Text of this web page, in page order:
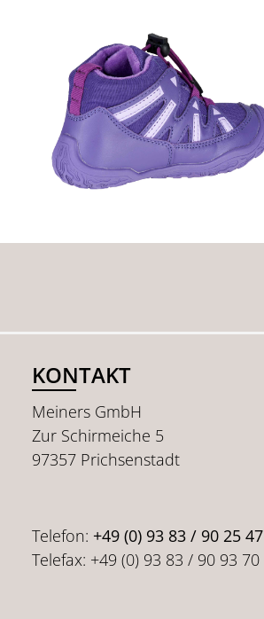
KONTAKT
Meiners GmbH
Zur Schirmeiche 5
97357 Prichsenstadt
Telefon: +49 (0) 93 83 / 90 25 47
Telefax: +49 (0) 93 83 / 90 93 70